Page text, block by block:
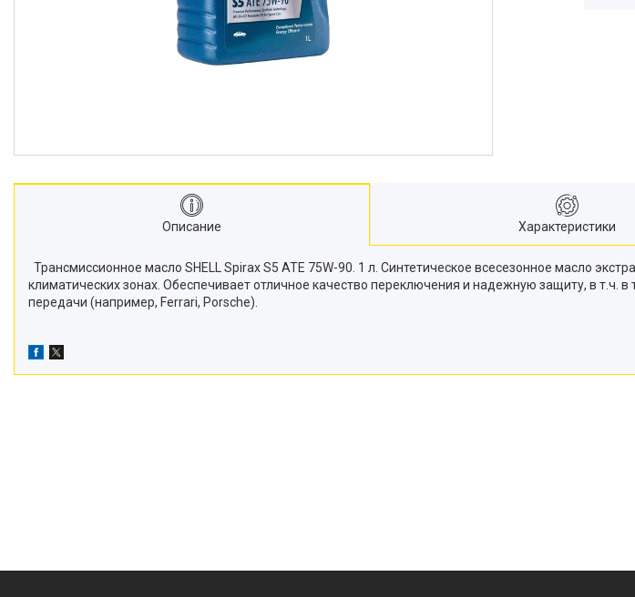
Описание Характеристики
Трансмиссионное масло SHELL Spirax S5 ATE 75W-90. 1 л. Синтетическое всесезонное масло
климатических зонах. Обеспечивает отличное качество переключения и надежную защиту, в т.ч.
передачи (например, Ferrari, Porsche).